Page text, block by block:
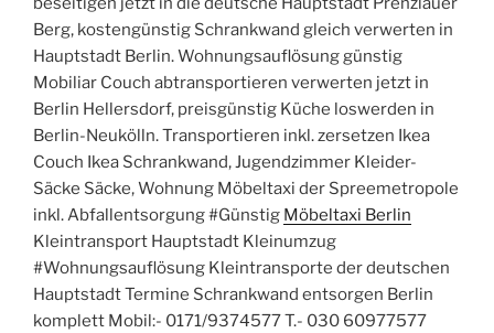
Berg, kostengünstig Schrankwand gleich verwerten in
Hauptstadt Berlin. Wohnungsauflösung günstig
Mobiliar Couch abtransportieren verwerten jetzt in
Berlin Hellersdorf, preisgünstig Küche loswerden in
Berlin-Neukölln. Transportieren inkl. zersetzen Ikea
Couch Ikea Schrankwand, Jugendzimmer Kleider-
Säcke Säcke, Wohnung Möbeltaxi der Spreemetropole
inkl. Abfallentsorgung #Günstig Möbeltaxi Berlin
Kleintransport Hauptstadt Kleinumzug
#Wohnungsauflösung Kleintransporte der deutschen
Hauptstadt Termine Schrankwand entsorgen Berlin
komplett Mobil:- 0171/9374577 T.- 030 60977577